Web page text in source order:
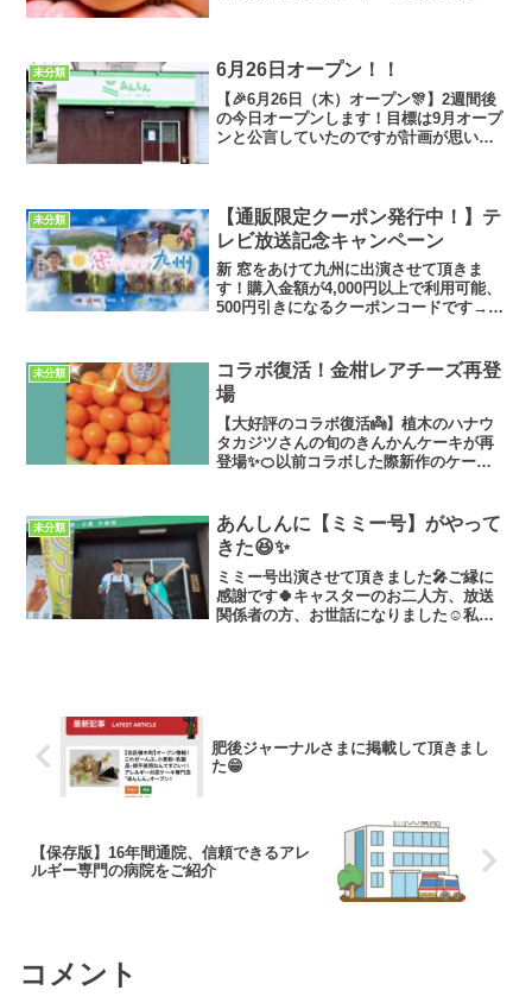
です！実は、前職...
未分類 6月26日オープン！！
【🎉6月26日（木）オープン🎊】2週間後
の今日オープンします！目標は9月オープ
ンと公言していたのですが計画が思いの
す🤗本当にありがと...
未分類
【通販限定クーポン発行中！】テ
レビ放送記念キャンペーン
新 窓をあけて九州に出演させて頂きま
す！購入金額が4,000円以上で利用可能、
500円引きになるクーポンコードです→【
〜 2025/09/...
未分類
コラボ復活！金柑レアチーズ再登
場
【大好評のコラボ復活👼】植木のハナウ
タカジツさんの旬のきんかんケーキが再
登場✨🍊以前コラボした際新作のケーキ
でしたので再登場です🙌✨こちらは通販
でも売り切れが出るほど好...
未分類
あんしんに【ミミー号】がやって
きた😆✨
ミミー号出演させて頂きました🎤ご縁に
感謝です🍀キャスターのお二人方、放送
関係者の方、お世話になりました☺️私自
肥後ジャーナルさまに掲載して頂きまし
た😁
【保存版】16年間通院、信頼できるアレ
ルギー専門の病院をご紹介
コメント